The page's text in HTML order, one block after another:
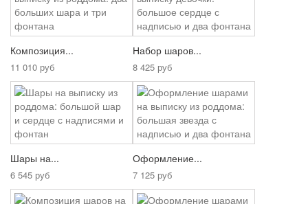
Композиция...
11 010 руб
Набор шаров...
8 425 руб
Шары на...
6 545 руб
Оформление...
7 125 руб